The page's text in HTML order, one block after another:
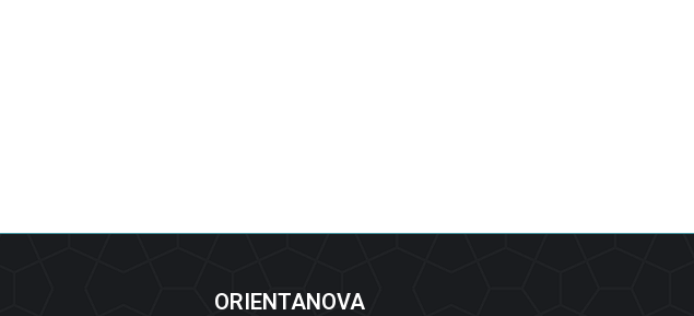
ORIENTANOVA